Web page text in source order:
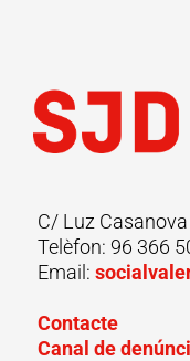
C/ Luz
Telèfon: 96 366
Email:
Contacte
Canal de